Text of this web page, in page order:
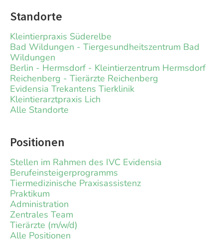
Standorte
Kleintierpraxis Süderelbe
Bad Wildungen - Tiergesundheitszentrum Bad
Wildungen
Berlin - Hermsdorf - Kleintierzentrum Hermsdorf
Reichenberg - Tierärzte Reichenberg
Evidensia Trekantens Tierklinik
Kleintierarztpraxis Lich
Alle Standorte
Positionen
Stellen im Rahmen des IVC Evidensia
Berufeinsteigerprogramms
Tiermedizinische Praxisassistenz
Praktikum
Administration
Zentrales Team
Tierärzte (m/w/d)
Alle Positionen